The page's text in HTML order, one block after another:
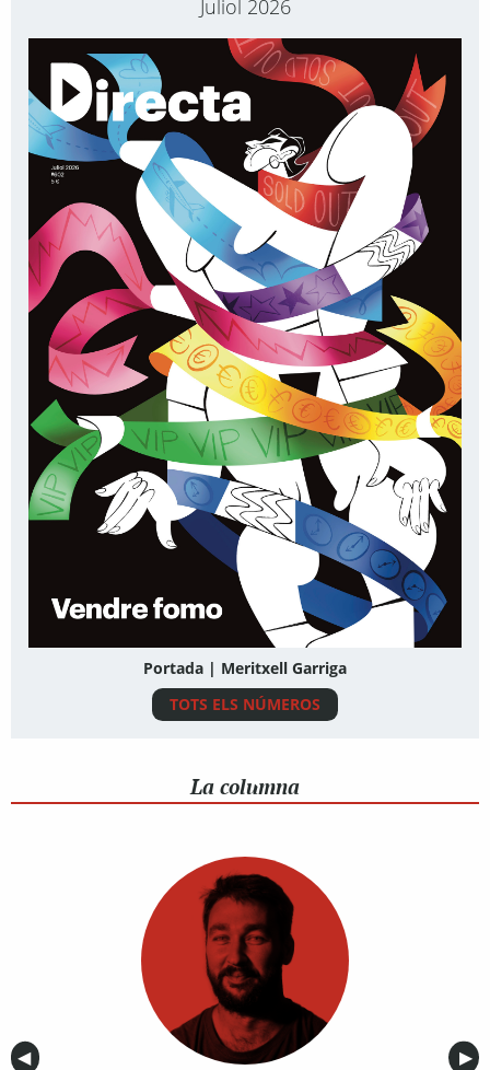
Juliol 2026
Portada | Meritxell Garriga
TOTS ELS NÚMEROS
La columna
Anterior
◀︎ ▶︎